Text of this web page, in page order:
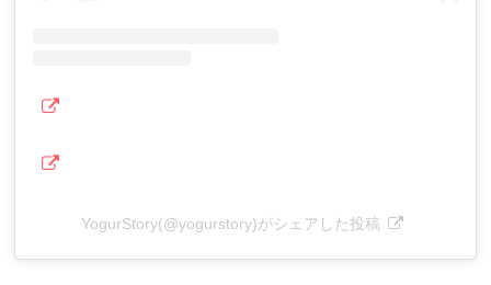
YogurStory(@yogurstory)がシェアした投稿